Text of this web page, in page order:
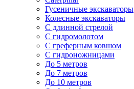
Гусеничные экскаваторы
Колесные экскаваторы
С длинной стрелой
С гидромолотом
С греферным ковшом
С гидроножницами
До 5 метров
До 7 метров
До 10 метров